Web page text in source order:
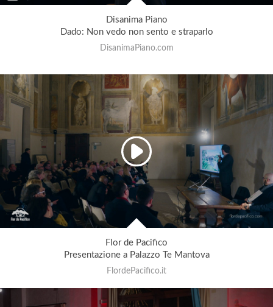
Disanima Piano
Dado: Non vedo non sento e straparlo
DisanimaPiano.com
Flor de Pacifico
Presentazione a Palazzo Te Mantova
FlordePacifico.it